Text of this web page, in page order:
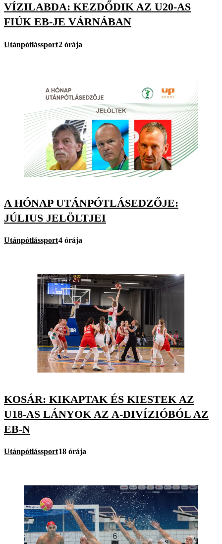
VÍZILABDA: KEZDŐDIK AZ U20-AS
FIÚK EB-JE VÁRNÁBAN
Utánpótlássport2 órája
A HÓNAP UTÁNPÓTLÁSEDZŐJE:
JÚLIUS JELÖLTJEI
Utánpótlássport4 órája
KOSÁR: KIKAPTAK ÉS KIESTEK AZ
U18-AS LÁNYOK AZ A-DIVÍZIÓBÓL AZ
EB-N
Utánpótlássport18 órája